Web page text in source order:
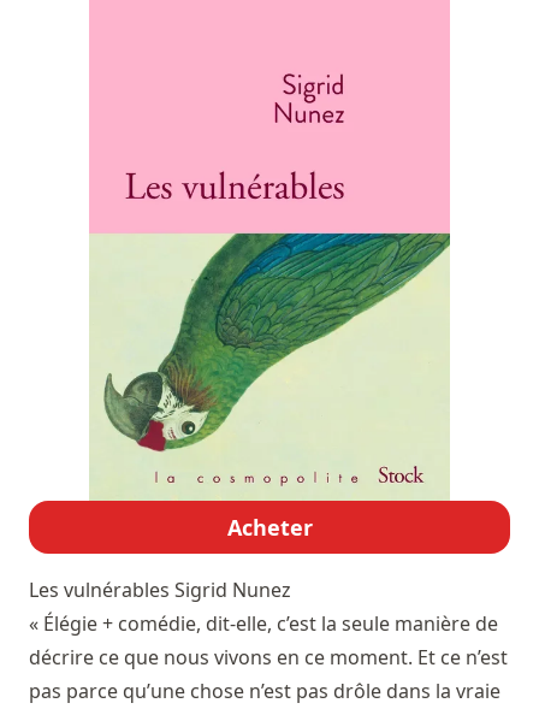
Acheter
Les vulnérables Sigrid Nunez
« Élégie + comédie, dit-elle, c’est la seule manière de
décrire ce que nous vivons en ce moment. Et ce n’est
pas parce qu’une chose n’est pas drôle dans la vraie